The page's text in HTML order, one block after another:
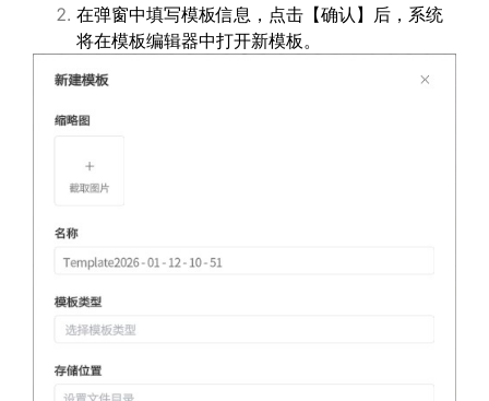
在弹窗中填写模板信息，点击【确认】后，系统
将在模板编辑器中打开新模板。